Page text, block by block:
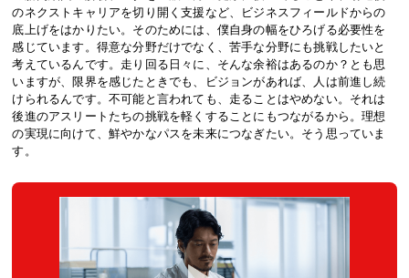
のネクストキャリアを切り開く支援など、ビジネスフィールドからの
底上げをはかりたい。そのためには、僕自身の幅をひろげる必要性を
感じています。得意な分野だけでなく、苦手な分野にも挑戦したいと
考えているんです。走り回る日々に、そんな余裕はあるのか？とも思
いますが、限界を感じたときでも、ビジョンがあれば、人は前進し続
けられるんです。不可能と言われても、走ることはやめない。それは
後進のアスリートたちの挑戦を軽くすることにもつながるから。理想
の実現に向けて、鮮やかなパスを未来につなぎたい。そう思っていま
す。